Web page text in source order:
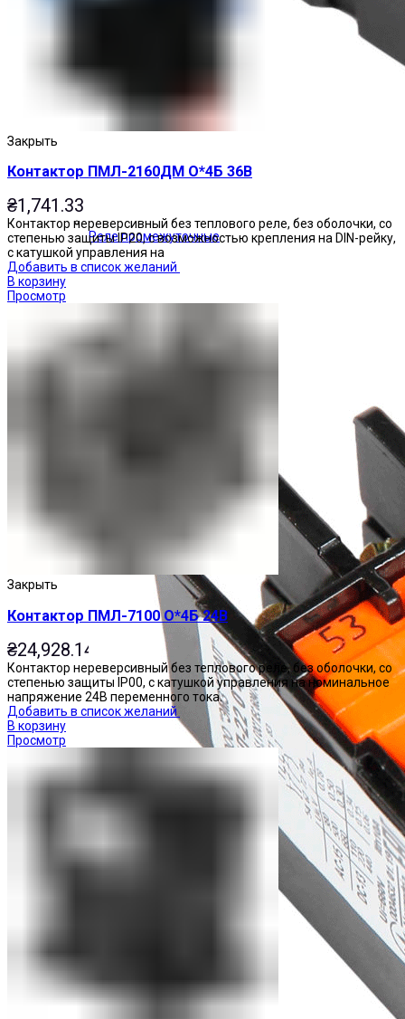
Реле промежуточные
Закрыть
Контактор ПМЛ-2160ДМ О*4Б 36В
₴1,741.33
Контактор нереверсивный без теплового реле, без оболочки, со
степенью защиты IP20, с возможностью крепления на DIN-рейку,
с катушкой управления на
Добавить в список желаний
В корзину
Просмотр
Закрыть
Контактор ПМЛ-7100 О*4Б 24В
₴24,928.14
Контактор нереверсивный без теплового реле, без оболочки, со
степенью защиты IP00, с катушкой управления на номинальное
напряжение 24В переменного тока.
Добавить в список желаний
В корзину
Просмотр